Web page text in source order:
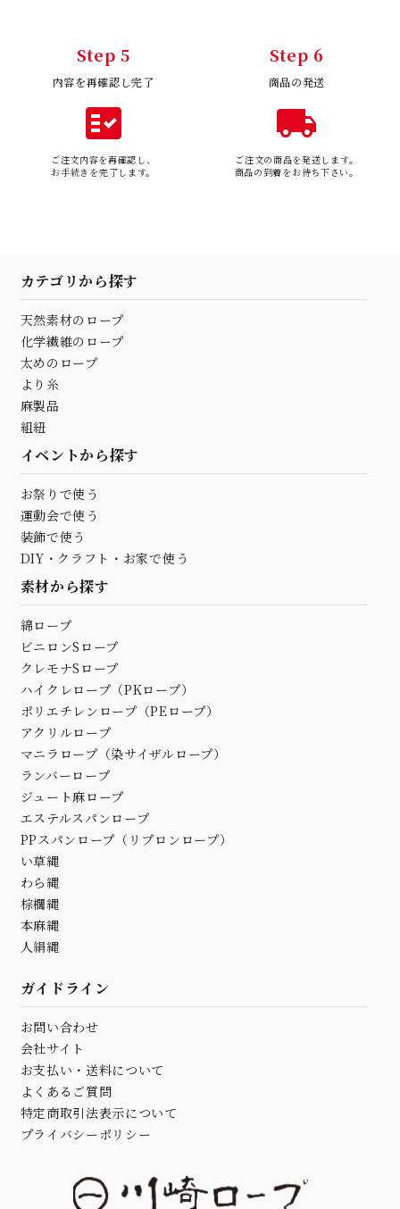
Step 5
内容を再確認し完了
fact_check
ご注文内容を再確認し、
お手続きを完了します。
Step 6
商品の発送
local_shipping
ご注文の商品を発送します。
商品の到着をお待ち下さい。
カテゴリから探す
天然素材のロープ
化学繊維のロープ
太めのロープ
より糸
麻製品
組紐
イベントから探す
お祭りで使う
運動会で使う
装飾で使う
DIY・クラフト・お家で使う
素材から探す
綿ロープ
ビニロンSロープ
クレモナSロープ
ハイクレロープ（PKロープ）
ポリエチレンロープ（PEロープ）
アクリルロープ
マニラロープ（染サイザルロープ）
ランバーロープ
ジュート麻ロープ
エステルスパンロープ
PPスパンロープ（リプロンロープ）
い草縄
わら縄
棕櫚縄
本麻縄
人絹縄
ガイドライン
お問い合わせ
会社サイト
お支払い・送料について
よくあるご質問
特定商取引法表示について
プライバシーポリシー